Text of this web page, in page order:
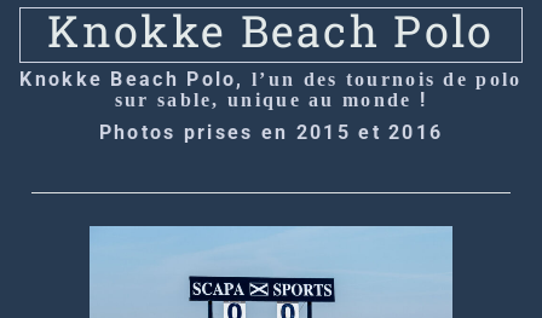
Knokke Beach Polo
Knokke Beach Polo,l’un des tournois de polo
sur sable, unique au monde !
Photos prises en 2015 et 2016